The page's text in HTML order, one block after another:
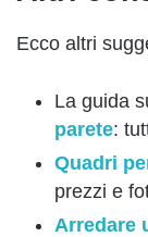
Ecco altri
La guida
parete:
Quadri
prezzi e
Arredare